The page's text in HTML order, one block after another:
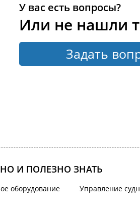
У вас есть вопросы?
Или не нашли
Задать
И ПОЛЕЗНО ЗНАТЬ
оборудование Управление